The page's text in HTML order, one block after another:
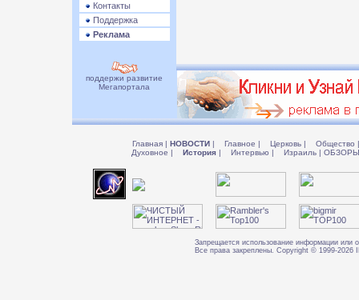
Контакты
Поддержка
Реклама
поддержи развитие
Мегапортала
Главная | НОВОСТИ | Главное | Церковь | Общество |
Духовное | История | Интервью | Израиль |
Запрещается использование информации или
Все права закреплены. Copyright © 1999-